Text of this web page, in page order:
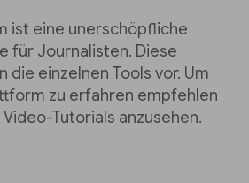
ist eine unerschöpfliche
für Journalisten. Diese
die einzelnen Tools vor. Um
zu erfahren empfehlen
Tutorials anzusehen.